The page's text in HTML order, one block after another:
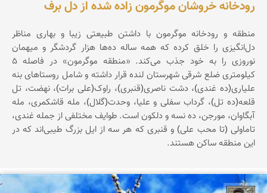
رودخانه خروشان موگرمون زاده شده از دل برف
منطقه و رودخانه موگرمون با داشتن طبیعتی زیبا و بهاری مناظر
دل‌انگیزی را خلق کرده که همه ساله ده‌ها هزار گردشگر و میهمان
نوروزی را به خود جذب می‌کند. «منطقه موگرمون» در فاصله 5
کیلومتری ضلع شرقی شهرستان لنده قرار داشته و شامل روستاهای بنه
علیاری(ده غندی)، دشت ناصری(قنبری)، راوک(علی برات)، نهضت، تل
قلعه(ده تل)، گرداب سفلی و علیا، وحدت(گلال)، مله قاشکمری، مله
آبگاوان، مورجن، ده نسه و دلکون است. طوایف مختلفی از جمله غندی،
تاماولی (تا محب علی) و قنبری که هر سه از ایل بزرگ طیبی‌اند که در
این منطقه ساکن هستند.